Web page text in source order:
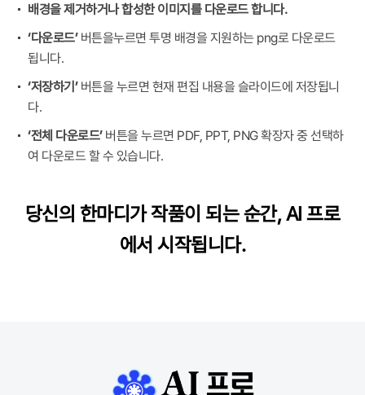
배경을 제거하거나 합성한 이미지를 다운로드 합니다.
‘다운로드’버튼을누르면 투명 배경을 지원하는 png로 다운로드
됩니다.
‘저장하기’버튼을 누르면 현재 편집 내용을 슬라이드에 저장됩니
다.
‘전체 다운로드’버튼을 누르면 PDF, PPT, PNG 확장자 중 선택하
여 다운로드 할 수 있습니다.
당신의 한마디가 작품이 되는 순간, AI 프로
에서 시작됩니다.